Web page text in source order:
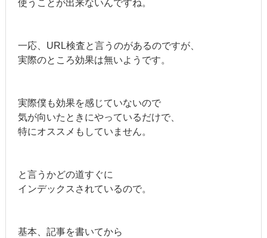
使うことが出来ないんですね。
一応、URL検査と言うのがあるのですが、
実際のところ効果は無いようです。
実際僕も効果を感じていないので
気が向いたときにやっているだけで、
特にオススメもしていません。
と言うかどの道すぐに
インデックスされているので。
基本、記事を書いてから